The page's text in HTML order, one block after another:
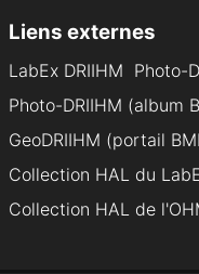
Liens externes
LabEx DRIIHM Photo-
Photo-DRIIHM (album
GeoDRIIHM (portail
Collection HAL du
Collection HAL de